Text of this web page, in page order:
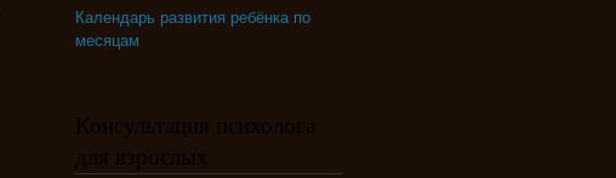
Календарь развития ребёнка по
месяцам
Консультация психолога
для взрослых